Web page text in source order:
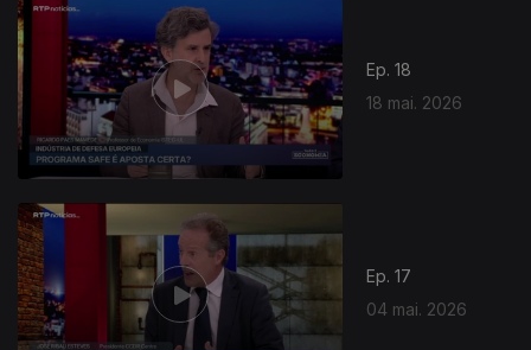
Ep. 18
18 mai. 2026
Ep. 17
04 mai. 2026
925303